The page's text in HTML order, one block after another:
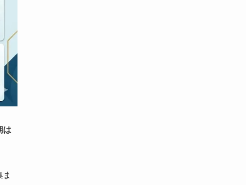
は